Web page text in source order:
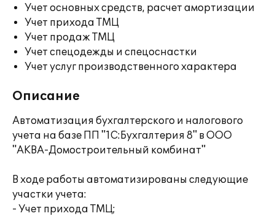
Учет основных средств, расчет амортизации
Учет прихода ТМЦ
Учет продаж ТМЦ
Учет спецодежды и спецоснастки
Учет услуг производственного характера
Описание
Автоматизация бухгалтерского и налогового
учета на базе ПП "1С:Бухгалтерия 8" в ООО
"АКВА-Домостроительный комбинат"
В ходе работы автоматизированы следующие
участки учета:
- Учет прихода ТМЦ;